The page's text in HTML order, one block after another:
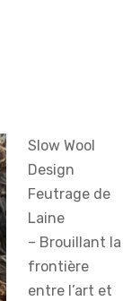
Slow Wool
Design
Feutrage de
Laine
– Brouillant la
frontière
entre l’art et